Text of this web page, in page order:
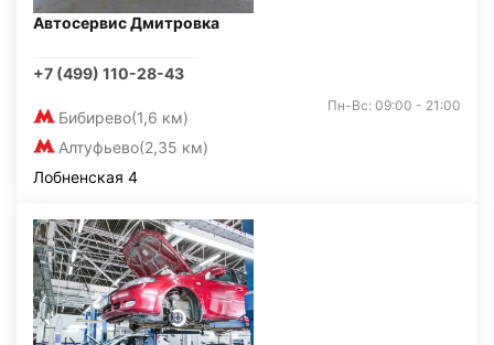
Автосервис Дмитровка
+7 (499) 110-28-43
Бибирево(1,6 км)
Алтуфьево(2,35 км)
Пн-Вс: 09:00 - 21:00
Лобненская 4